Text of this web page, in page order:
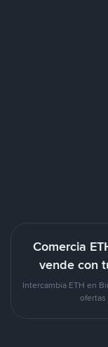
Comercia
vende con
Intercambia ETH en
ofertas